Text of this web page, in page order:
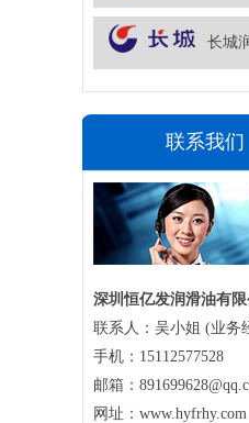
长城
联系我们
深圳恒亿发润滑油有限
联系人：吴小姐 (业务
手机：15112577528
邮箱：
网址：www.hyfrhy.com